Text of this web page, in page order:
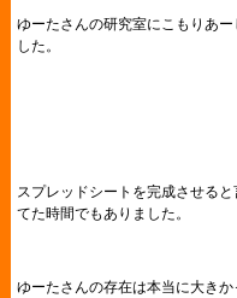
ゆーたさんの研究室にこもりあ
した。
スプレッドシートを完成させる
てた時間でもありました。
ゆーたさんの存在は本当に大きか